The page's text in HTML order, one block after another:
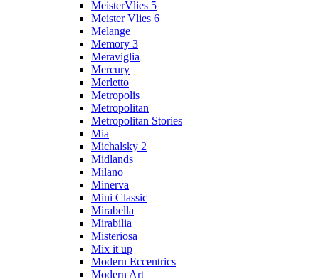
MeisterVlies 5
Meister Vlies 6
Melange
Memory 3
Meraviglia
Mercury
Merletto
Metropolis
Metropolitan
Metropolitan Stories
Mia
Michalsky 2
Midlands
Milano
Minerva
Mini Classic
Mirabella
Mirabilia
Misteriosa
Mix it up
Modern Eccentrics
Modern Art